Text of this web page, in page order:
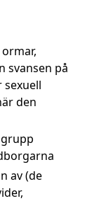
svansen på
sexuell
den
av (de